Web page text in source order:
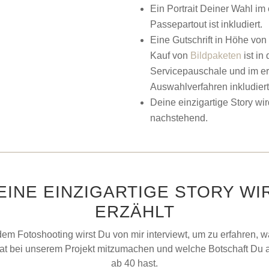
Ein Portrait Deiner Wahl im
Passepartout ist inkludiert.
Eine Gutschrift in Höhe
Kauf von Bildpaketen ist in
Servicepauschale und im
Auswahlverfahren
Deine einzigartige Story
nachstehend.
EINZIGARTIGE STORY
ERZÄHLT
Fotoshooting wirst Du von mir interviewt, um zu erfahren,
bei unserem Projekt mitzumachen und welche Botschaft Du
ab 40 hast.